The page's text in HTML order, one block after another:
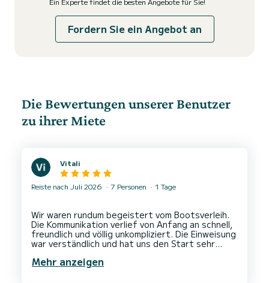
Fordern Sie ein Angebot an
Die Bewertungen unserer Benutzer
zu ihrer Miete
Vitali
Reiste nach Juli 2026 7 Personen 1 Tage
Wir waren rundum begeistert vom Bootsverleih.
Die Kommunikation verlief von Anfang an schnell,
freundlich und völlig unkompliziert. Die Einweisung
war verständlich und hat uns den Start sehr
war problemlos.
Mehr anzeigen